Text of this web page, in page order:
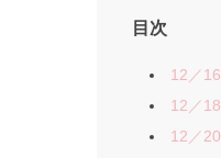
目次
12／
12／
12／